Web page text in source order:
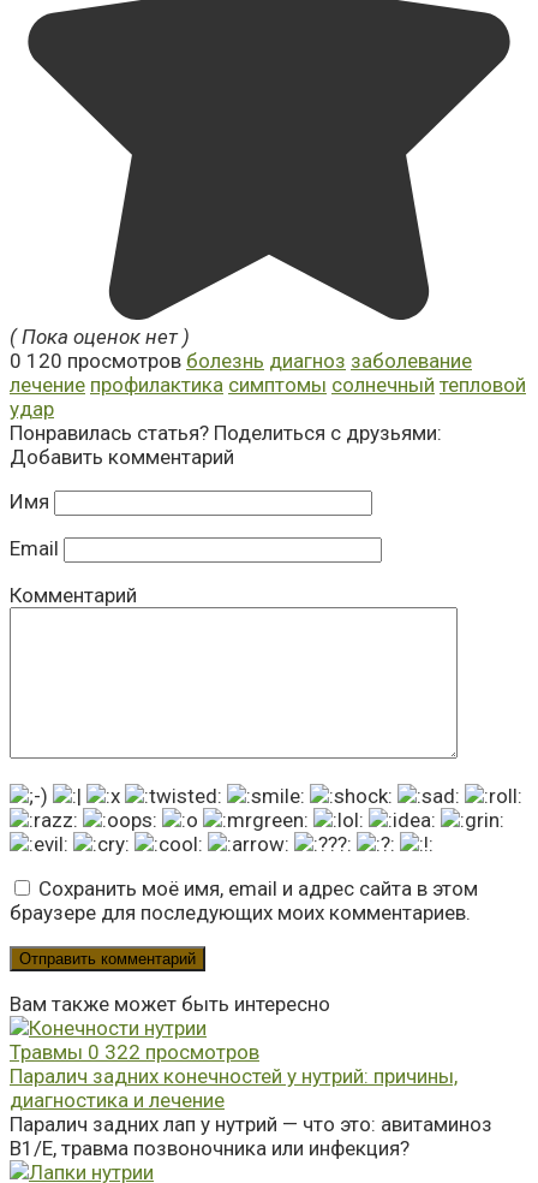
( Пока оценок нет )
0 120 просмотров болезнь диагноз заболевание
лечение профилактика симптомы солнечный тепловой
удар
Понравилась статья? Поделиться с друзьями:
Добавить комментарий
Имя
Email
Комментарий
Сохранить моё имя, email и адрес сайта в этом
браузере для последующих моих комментариев.
Вам также может быть интересно
Травмы 0 322 просмотров
Паралич задних конечностей у нутрий: причины,
диагностика и лечение
Паралич задних лап у нутрий — что это: авитаминоз
B1/E, травма позвоночника или инфекция?